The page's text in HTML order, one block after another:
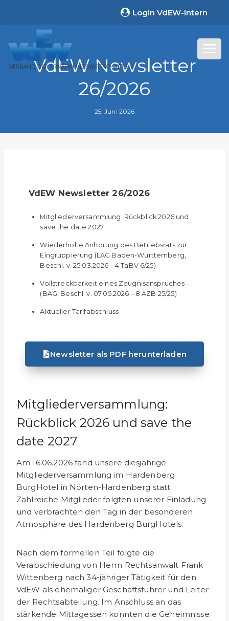
Login VdEW-Intern
VdEW Newsletter
26/2026
25. Juni 2026
VdEW Newsletter 26/2026
Mitgliederversammlung: Rückblick 2026 und
save the date 2027
Wiederholte Anhörung des Betriebsrats zur
Eingruppierung (LAG Baden-Württemberg,
Beschl. v. 25.03.2026 – 4 TaBV 6/25)
Vollstreckbarkeit eines Zeugnisanspruches
(BAG, Beschl. v. 07.05.2026 – 8 AZB 25/25)
Aktueller Tarifabschluss
Newsletter als PDF herunterladen
Mitgliederversammlung:
Rückblick 2026 und save the
date 2027
Am 16.06.2026 fand unsere diesjährige
Mitgliederversammlung im Hardenberg
BurgHotel in Nörten-Hardenberg statt.
Zahlreiche Mitglieder folgten unserer Einladung
und verbrachten den Tag in der besonderen
Atmosphäre des Hardenberg BurgHotels.
Nach dem formellen Teil folgte die
Verabschiedung von Herrn Rechtsanwalt Frank
Wittenberg nach 34-jähriger Tätigkeit für den
VdEW als ehemaliger Geschäftsführer und Leiter
der Rechtsabteilung. Im Anschluss an das
stärkende Mittagessen konnten die Geheimnisse